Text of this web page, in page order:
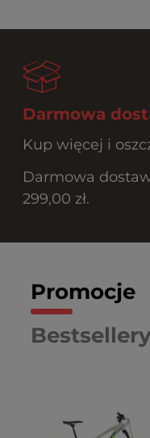
Darmowa
Kup więcej i
Darmowa
299,00 zł.
Promocje